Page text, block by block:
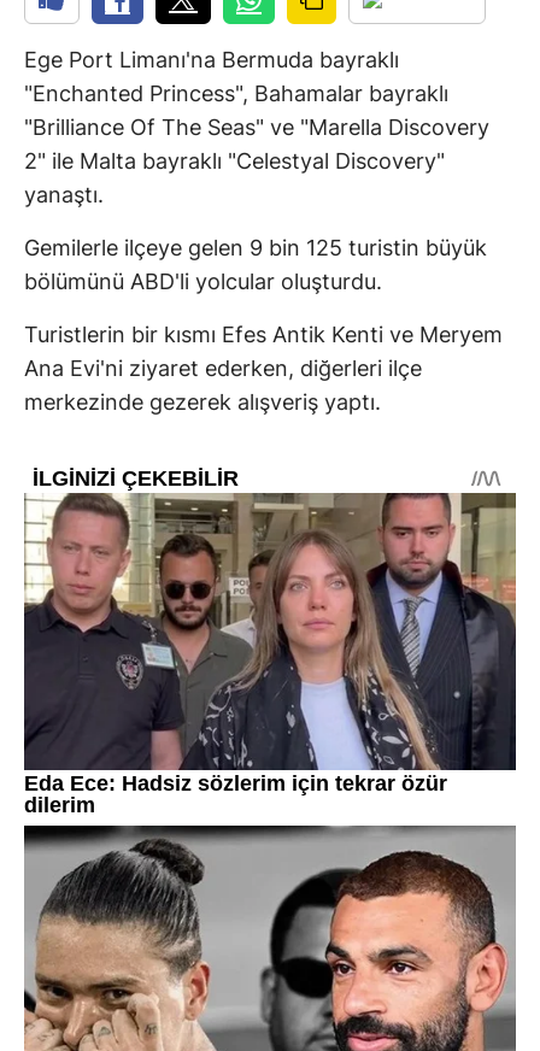
Ege Port Limanı'na Bermuda bayraklı
"Enchanted Princess", Bahamalar bayraklı
"Brilliance Of The Seas" ve "Marella Discovery
2" ile Malta bayraklı "Celestyal Discovery"
yanaştı.
Gemilerle ilçeye gelen 9 bin 125 turistin büyük
bölümünü ABD'li yolcular oluşturdu.
Turistlerin bir kısmı Efes Antik Kenti ve Meryem
Ana Evi'ni ziyaret ederken, diğerleri ilçe
merkezinde gezerek alışveriş yaptı.